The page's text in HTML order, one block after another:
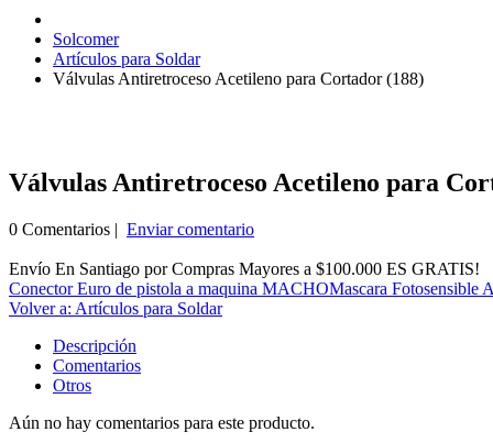
Solcomer
Artículos para Soldar
Válvulas Antiretroceso Acetileno para Cortador (188)
Válvulas Antiretroceso Acetileno para
0 Comentarios | Enviar comentario
Envío En Santiago por Compras Mayores a $100.000 ES GRATIS!
Conector Euro de pistola a maquina MACHOMascara Fotosensible
Volver a: Artículos para Soldar
Descripción
Comentarios
Otros
Aún no hay comentarios para este producto.